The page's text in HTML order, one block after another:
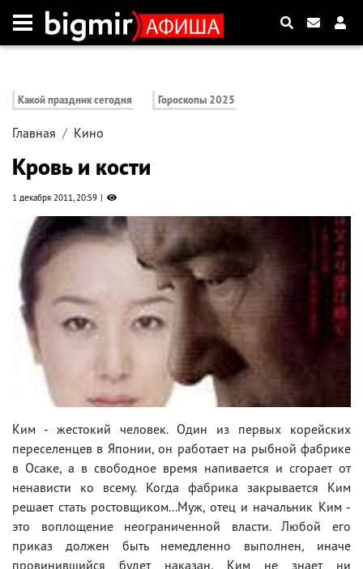
Какой праздник сегодня Гороскопы 2025
Главная Кино
Кровь и кости
1 декабря 2011, 20:59
Ким - жестокий человек. Один из первых корейских
переселенцев в Японии, он работает на рыбной фабрике
в Осаке, а в свободное время напивается и сгорает от
ненависти ко всему. Когда фабрика закрывается Ким
решает стать ростовщиком...Муж, отец и начальник Ким -
это воплощение неограниченной власти. Любой его
приказ должен быть немедленно выполнен, иначе
провинившийся будет наказан. Ким не знает ни